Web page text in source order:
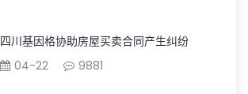
四川基因格协助房屋买卖合同产生纠纷
04-22
9881